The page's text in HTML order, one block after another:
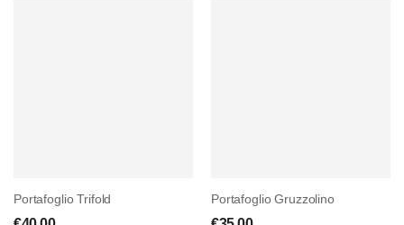
Portafoglio Trifold Portafoglio Gruzzolino